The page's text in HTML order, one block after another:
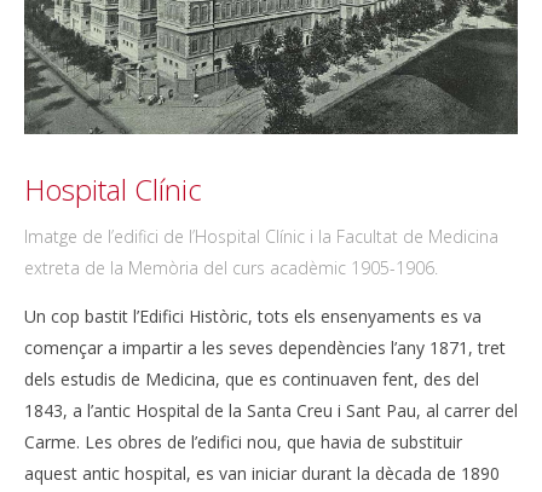
Hospital Clínic
Imatge de l’edifici de l’Hospital Clínic i la Facultat de Medicina
extreta de la Memòria del curs acadèmic 1905-1906.
Un cop bastit l’Edifici Històric, tots els ensenyaments es va
començar a impartir a les seves dependències l’any 1871, tret
dels estudis de Medicina, que es continuaven fent, des del
1843, a l’antic Hospital de la Santa Creu i Sant Pau, al carrer del
Carme. Les obres de l’edifici nou, que havia de substituir
aquest antic hospital, es van iniciar durant la dècada de 1890